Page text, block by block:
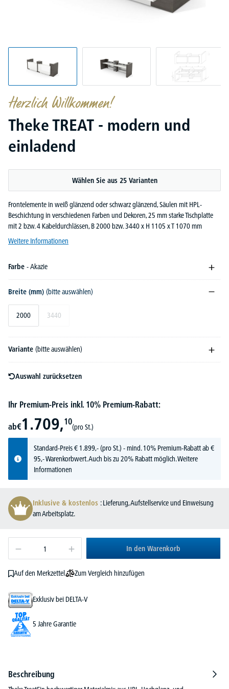
Herzlich Willkommen!
Theke TREAT - modern und
einladend
Wählen Sie aus 25 Varianten
Frontelemente in weiß glänzend oder schwarz glänzend, Säulen mit HPL-
Beschichtung in verschiedenen Farben und Dekoren, 25 mm starke Tischplatte
mit 2 bzw. 4 Kabeldurchlässen, B 2000 bzw. 3440 x H 1105 x T 1070 mm
Weitere Informationen
Farbe - Akazie
Breite (mm) (bitte auswählen)
2000 3440
Variante (bitte auswählen)
Auswahl zurücksetzen
Ihr Premium-Preis inkl. 10% Premium-Rabatt:
ab€1.709,10
(pro St.)
Standard-Preis€ 1.899,-(pro St.) - mind. 10% Premium-Rabatt ab €
95,- Warenkorbwert. Auch bis zu 20% Rabatt möglich.Weitere
Informationen
Inklusive & kostenlos : Lieferung, Aufstellservice und Einweisung
am Arbeitsplatz.
In den Warenkorb
Auf den Merkzettel Zum Vergleich hinzufügen
Exklusiv bei DELTA-V
5 Jahre Garantie
Beschreibung